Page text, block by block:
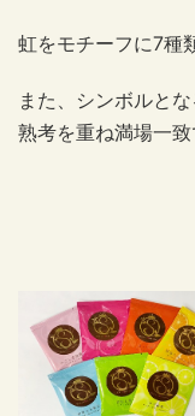
虹をモチーフに7種
また、シンボルと
熟考を重ね満場一致